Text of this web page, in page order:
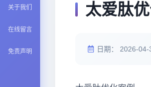
关于我们
在线留言
免责声明
太爱肽
日期： 2026-04-